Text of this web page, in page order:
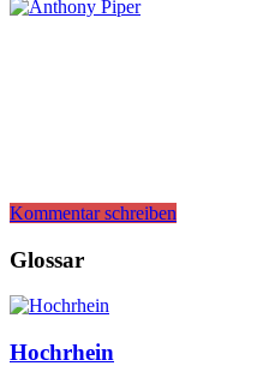
Kommentar schreiben
Glossar
Hochrhein